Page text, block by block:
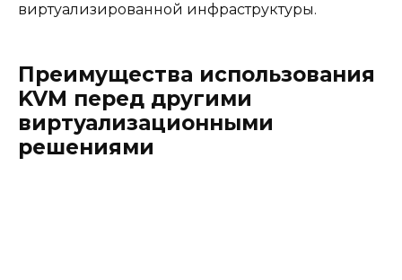
виртуализированной инфраструктуры.
Преимущества использования
KVM перед другими
виртуализационными
решениями